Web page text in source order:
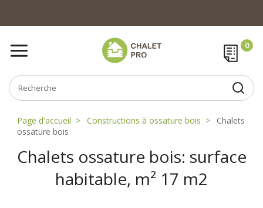
Page d'accueil Constructions à ossature bois
Chalets
ossature bois
Chalets ossature bois: surface
habitable, m² 17 m2